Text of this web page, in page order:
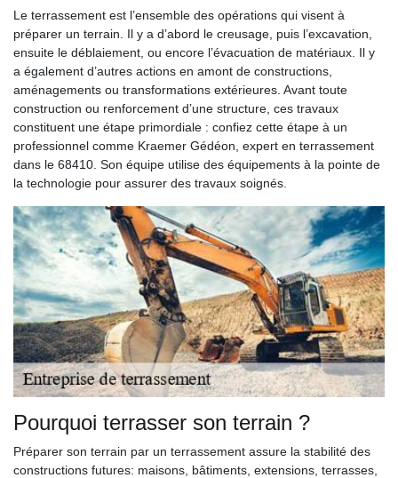
Le terrassement est l’ensemble des opérations qui visent à
préparer un terrain. Il y a d’abord le creusage, puis l’excavation,
ensuite le déblaiement, ou encore l’évacuation de matériaux. Il y
a également d’autres actions en amont de constructions,
aménagements ou transformations extérieures. Avant toute
construction ou renforcement d’une structure, ces travaux
constituent une étape primordiale : confiez cette étape à un
professionnel comme Kraemer Gédéon, expert en terrassement
dans le 68410. Son équipe utilise des équipements à la pointe de
la technologie pour assurer des travaux soignés.
Pourquoi terrasser son terrain ?
Préparer son terrain par un terrassement assure la stabilité des
constructions futures: maisons, bâtiments, extensions, terrasses,